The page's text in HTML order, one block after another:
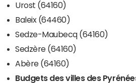
Urost (64160)
Baleix (64460)
Sedze-Maubecq (64160)
Sedzère (64160)
Abère (64160)
Budgets des villes des